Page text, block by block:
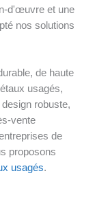
d'œuvre et une
nos solutions
de haute
usagés,
robuste,
vente
de
proposons
usagés.